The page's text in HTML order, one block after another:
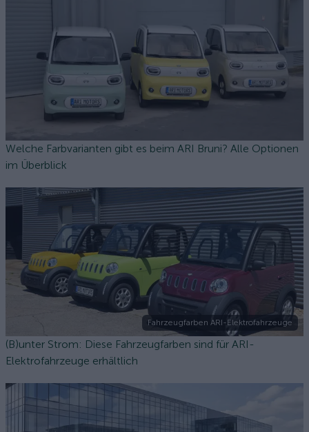
Welche Farbvarianten gibt es beim ARI Bruni? Alle Optionen
im Überblick
Fahrzeugfarben ARI-Elektrofahrzeuge
(B)unter Strom: Diese Fahrzeugfarben sind für ARI-
Elektrofahrzeuge erhältlich